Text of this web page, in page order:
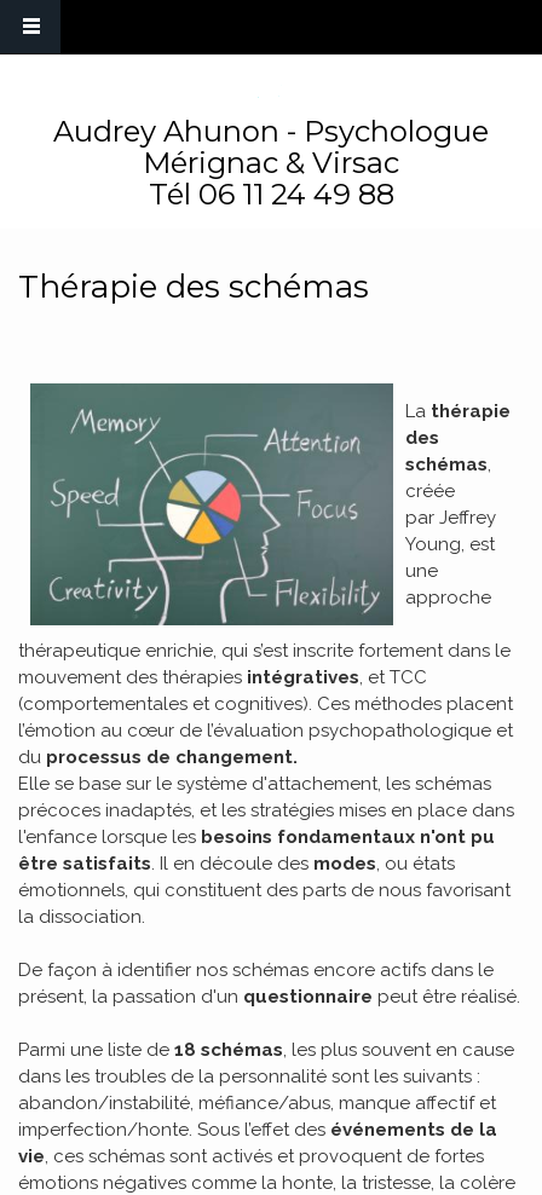
Audrey Ahunon - Psychologue
Mérignac & Virsac
Tél 06 11 24 49 88
Thérapie des schémas
La thérapie
des
schémas,
créée
par Jeffrey
Young, est
une
approche
thérapeutique enrichie, qui s’est inscrite fortement dans le
mouvement des thérapies intégratives, et TCC
(comportementales et cognitives). Ces méthodes placent
l’émotion au cœur de l’évaluation psychopathologique et
du processus de changement.
Elle se base sur le système d'attachement, les schémas
précoces inadaptés, et les stratégies mises en place dans
l'enfance lorsque les besoins fondamentaux n'ont pu
être satisfaits. Il en découle des modes, ou états
émotionnels, qui constituent des parts de nous favorisant
la dissociation.
De façon à identifier nos schémas encore actifs dans le
présent, la passation d'un questionnaire peut être réalisé.
Parmi une liste de 18 schémas, les plus souvent en cause
dans les troubles de la personnalité sont les suivants :
abandon/instabilité, méfiance/abus, manque affectif et
imperfection/honte. Sous l’effet des événements de la
vie, ces schémas sont activés et provoquent de fortes
émotions négatives comme la honte, la tristesse, la colère